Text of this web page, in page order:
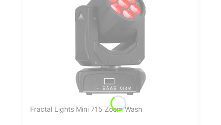
Fractal Lights Mini 715 Zoom Wash